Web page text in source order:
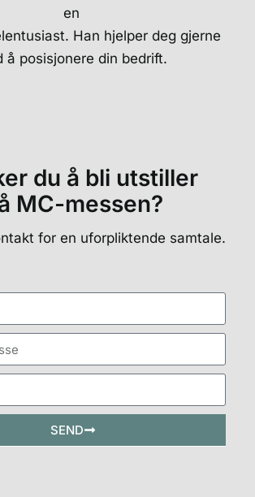
en
Han hjelper deg gjerne
å posisjonere din bedrift.
du å bli utstiller
MC-messen?
for en uforpliktende samtale.
SEND